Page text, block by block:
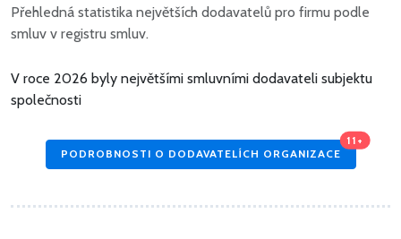
Přehledná statistika největších dodavatelů pro firmu podle
smluv v registru smluv.
V roce 2026 byly největšími smluvními dodavateli subjektu
společnosti
PODROBNOSTI O DODAVATELÍCH ORGANIZACE
11+